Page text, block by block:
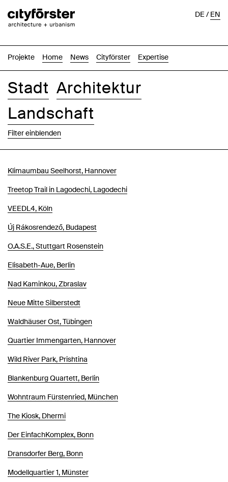
Projekte Home News Cityförster Expertise
DE/EN
Stadt Architektur
Landschaft
Filter einblenden
Klimaumbau Seelhorst, Hannover
Treetop Trail in Lagodechi, Lagodechi
VEEDL4, Köln
Új Rákosrendező, Budapest
O.A.S.E., Stuttgart Rosenstein
Elisabeth-Aue, Berlin
Nad Kaminkou, Zbraslav
Neue Mitte Silberstedt
Waldhäuser Ost, Tübingen
Quartier Immengarten, Hannover
Wild River Park, Prishtina
Blankenburg Quartett, Berlin
Wohntraum Fürstenried, München
The Kiosk, Dhermi
Der EinfachKomplex, Bonn
Dransdorfer Berg, Bonn
Modellquartier 1, Münster